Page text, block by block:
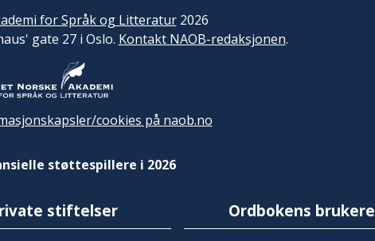
for Språk og Litteratur2026
gate 27 i Oslo. Kontakt NAOB-redaksjonen.
cookies på naob.no
støttespillere i 2026
stiftelser Ordbokens brukere